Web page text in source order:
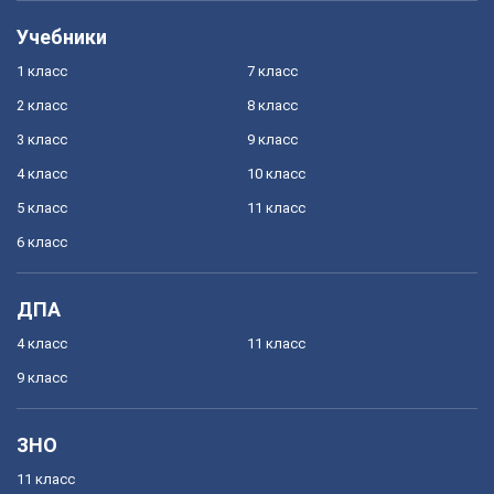
Учебники
1 класс
2 класс
3 класс
4 класс
5 класс
6 класс
7 класс
8 класс
9 класс
10 класс
11 класс
ДПА
4 класс
9 класс
11 класс
ЗНО
11 класс